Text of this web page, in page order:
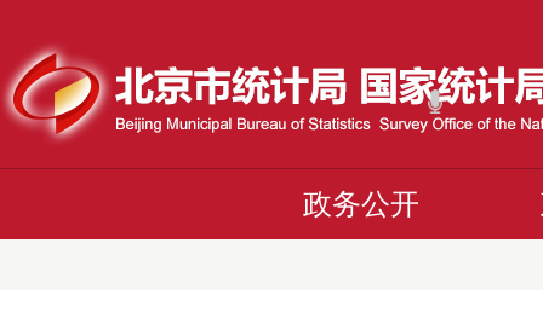
政务公开